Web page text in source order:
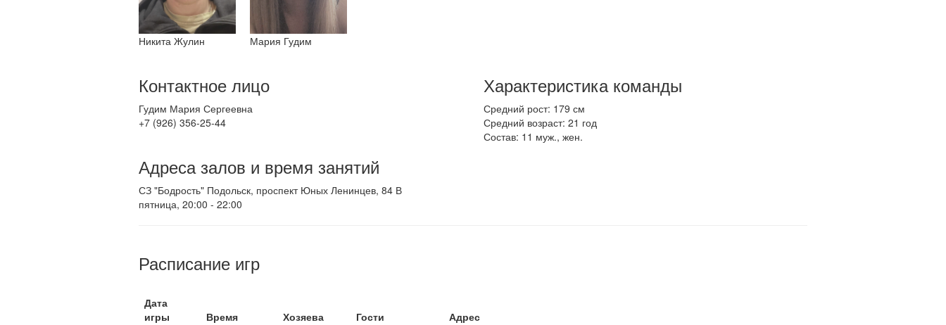
Никита Жулин Мария Гудим
Контактное лицо
Гудим Мария Сергеевна
+7 (926) 356-25-44
Характеристика команды
Средний рост: 179 см
Средний возраст: 21 год
Состав: 11 муж., жен.
Адреса залов и время занятий
СЗ "Бодрость" Подольск, проспект Юных Ленинцев, 84 В
пятница, 20:00 - 22:00
Расписание игр
Дата
игры
Время Хозяева Гости
Адрес